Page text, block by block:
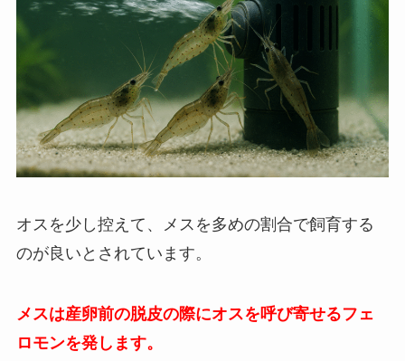
オスを少し控えて、メスを多めの割合で飼育する
のが良いとされています。
メスは産卵前の脱皮の際にオスを呼び寄せるフェ
ロモンを発します。